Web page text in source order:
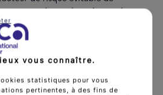
un enjeu majeur de santé
du Congrès international [...]
vous connaître.
statistiques pour vous
pertinentes, à des fins de